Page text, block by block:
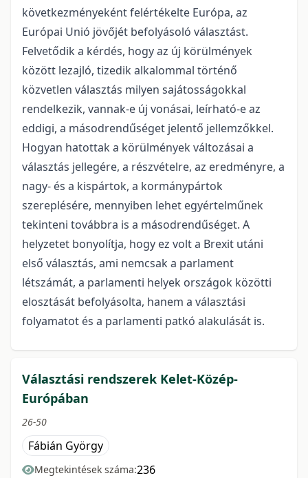
következményeként felértékelte Európa, az
Európai Unió jövőjét befolyásoló választást.
Felvetődik a kérdés, hogy az új körülmények
között lezajló, tizedik alkalommal történő
közvetlen választás milyen sajátosságokkal
rendelkezik, vannak-e új vonásai, leírható-e az
eddigi, a másodrendűséget jelentő jellemzőkkel.
Hogyan hatottak a körülmények változásai a
választás jellegére, a részvételre, az eredményre, a
nagy- és a kispártok, a kormánypártok
szereplésére, mennyiben lehet egyértelműnek
tekinteni továbbra is a másodrendűséget. A
helyzetet bonyolítja, hogy ez volt a Brexit utáni
első választás, ami nemcsak a parlament
létszámát, a parlamenti helyek országok közötti
elosztását befolyásolta, hanem a választási
folyamatot és a parlamenti patkó alakulását is.
Választási rendszerek Kelet-Közép-
Európában
26-50
Fábián György
Megtekintések száma:236